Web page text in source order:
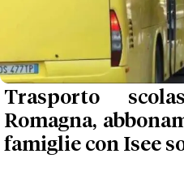
Trasporto
Romagna,
famiglie con Isee